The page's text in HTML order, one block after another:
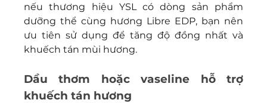
nếu thương hiệu YSL có dòng sản phẩm
dưỡng thể cùng hương Libre EDP, bạn nên
ưu tiên sử dụng để tăng độ đồng nhất và
khuếch tán mùi hương.
Dầu thơm hoặc vaseline hỗ trợ
khuếch tán hương